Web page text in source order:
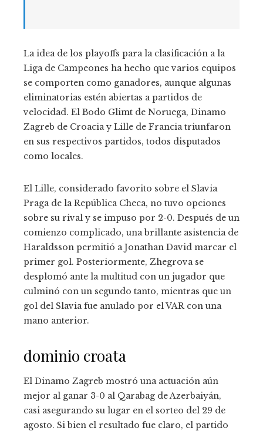
La idea de los playoffs para la clasificación a la
Liga de Campeones ha hecho que varios equipos
se comporten como ganadores, aunque algunas
eliminatorias estén abiertas a partidos de
velocidad. El Bodo Glimt de Noruega, Dinamo
Zagreb de Croacia y Lille de Francia triunfaron
en sus respectivos partidos, todos disputados
como locales.
El Lille, considerado favorito sobre el Slavia
Praga de la República Checa, no tuvo opciones
sobre su rival y se impuso por 2-0. Después de un
comienzo complicado, una brillante asistencia de
Haraldsson permitió a Jonathan David marcar el
primer gol. Posteriormente, Zhegrova se
desplomó ante la multitud con un jugador que
culminó con un segundo tanto, mientras que un
gol del Slavia fue anulado por el VAR con una
mano anterior.
dominio croata
El Dinamo Zagreb mostró una actuación aún
mejor al ganar 3-0 al Qarabag de Azerbaiyán,
casi asegurando su lugar en el sorteo del 29 de
agosto. Si bien el resultado fue claro, el partido